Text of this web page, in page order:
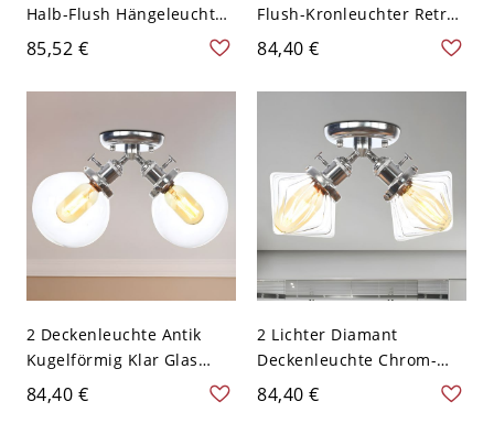
Halb-Flush Hängeleuchte
Retro Chrom Finish Breite
Flare Korridor
Deckenbeleuchtung
85,52 €
Flush-Kronleuchter Retro
Stilvolle Chrom
Deckenleuchte mit Kugel
Klar Glas Schirm
84,40 €
2 Deckenleuchte Antik
Kugelförmig Klar Glas
Halbflächenmontage in
Chrom
84,40 €
2 Lichter Diamant
Deckenleuchte Chrom-
Finish Klares Glas Halb-
Flush-Pendelleuchte für
84,40 €